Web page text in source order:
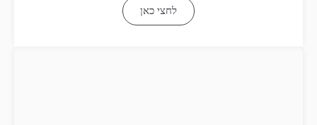
לחצי כאן